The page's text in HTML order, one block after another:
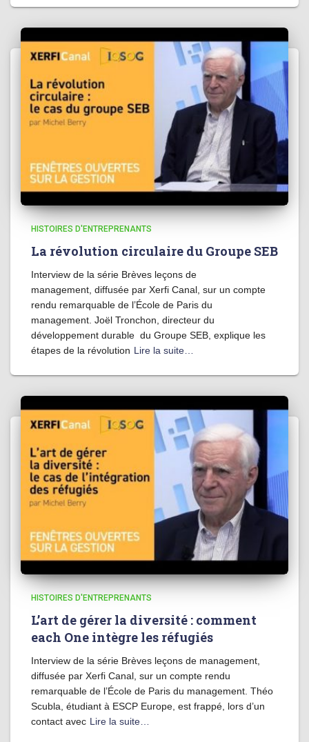
HISTOIRES D'ENTREPRENANTS
La révolution circulaire du Groupe SEB
Interview de la série Brèves leçons de
management, diffusée par Xerfi Canal, sur un compte
rendu remarquable de l’École de Paris du
management. Joël Tronchon, directeur du
développement durable du Groupe SEB, explique les
étapes de la révolution Lire la suite…
HISTOIRES D'ENTREPRENANTS
L’art de gérer la diversité : comment
each One intègre les réfugiés
Interview de la série Brèves leçons de management,
diffusée par Xerfi Canal, sur un compte rendu
remarquable de l’École de Paris du management. Théo
Scubla, étudiant à ESCP Europe, est frappé, lors d’un
contact avec Lire la suite…